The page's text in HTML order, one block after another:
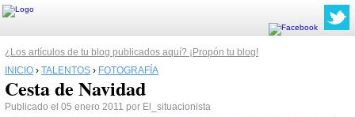
¿Los artículos de tu blog publicados aquí? ¡Propón tu blog!
INICIO › TALENTOS › FOTOGRAFÍA
Cesta de Navidad
Publicado el 05 enero 2011 por El_situacionista